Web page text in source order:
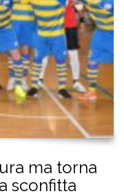
ma torna
sconfitta